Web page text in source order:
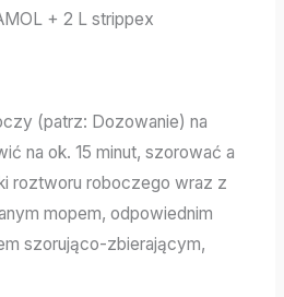
+ 2 L strippex
(patrz: Dozowanie) na
na ok. 15 minut, szorować a
roztworu roboczego wraz z
mopem, odpowiednim
szorująco-zbierającym,